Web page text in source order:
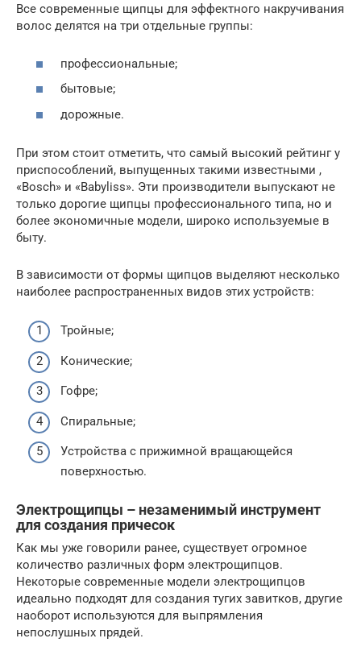
Все современные щипцы для эффектного накручивания
волос делятся на три отдельные группы:
профессиональные;
бытовые;
дорожные.
При этом стоит отметить, что самый высокий рейтинг у
приспособлений, выпущенных такими известными ,
«Bosch» и «Babyliss». Эти производители выпускают не
только дорогие щипцы профессионального типа, но и
более экономичные модели, широко используемые в
быту.
В зависимости от формы щипцов выделяют несколько
наиболее распространенных видов этих устройств:
Тройные;
Конические;
Гофре;
Спиральные;
Устройства с прижимной вращающейся
поверхностью.
Электрощипцы – незаменимый инструмент
для создания причесок
Как мы уже говорили ранее, существует огромное
количество различных форм электрощипцов.
Некоторые современные модели электрощипцов
идеально подходят для создания тугих завитков, другие
наоборот используются для выпрямления
непослушных прядей.